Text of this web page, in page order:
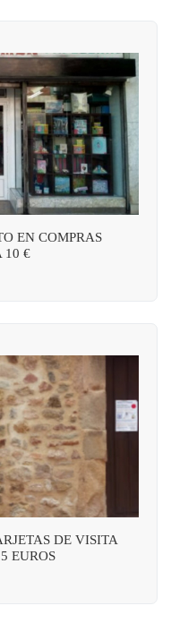
EN COMPRAS
10 €
DE VISITA
EUROS